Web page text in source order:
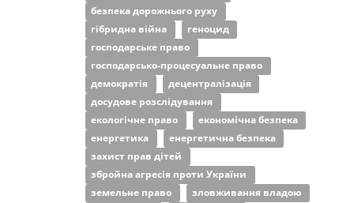
безпека дорожнього руху
гібридна війна
геноцид
господарське право
господарсько-процесуальне право
демократія
децентралізація
досудове розслідування
екологічне право
економічна безпека
енергетика
енергетична безпека
захист прав дітей
збройна агресія проти України
земельне право
зловживання владою